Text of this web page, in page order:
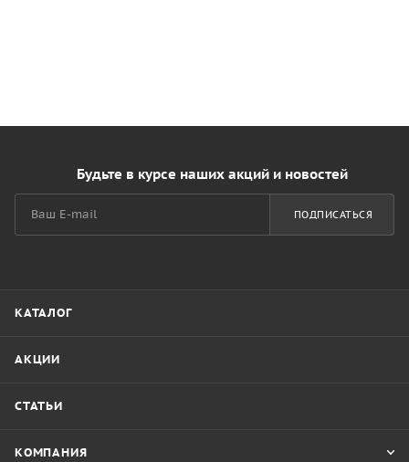
Будьте в курсе наших акций и новостей
ПОДПИСАТЬСЯ
КАТАЛОГ
АКЦИИ
СТАТЬИ
КОМПАНИЯ